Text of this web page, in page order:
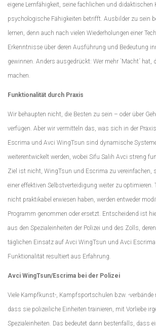
eigene Lernfähigkeit, seine fachlichen und didaktischen
psychologische Fähigkeiten betrifft. Ausbilder zu sein
lernen, denn auch nach vielen Wiederholungen einer
Erkenntnisse über deren Ausführung und Bedeutung
gewinnen. Anders ausgedrückt: Wer mehr `Macht´ hat,
machen.
Funktionalität durch Praxis
Wir behaupten nicht, die Besten zu sein – oder über
verfügen. Aber wir vermitteln das, was sich in der
Escrima und Avci WingTsun sind dynamische
weiterentwickelt werden, wobei Sifu Salih Avci streng
Ziel ist nicht, WingTsun und Escrima zu vereinfachen,
einer effektiven Selbstverteidigung weiter zu optimieren.
nicht praktikabel erwiesen haben, werden entweder
Programm genommen oder ersetzt. Entscheidend ist
aus den Spezialeinheiten der Polizei und des Zolls,
täglichen Einsatz auf Avci WingTsun und Avci Escrima
Funktionalität resultiert aus Erfahrung.
Avci WingTsun/Escrima bei der Polizei
Viele Kampfkunst-, Kampfsportschulen bzw. -verbände
dass sie polizeiliche Einheiten trainieren, mit Vorliebe
Spezialeinheiten. Das bedeutet dann bestenfalls, dass